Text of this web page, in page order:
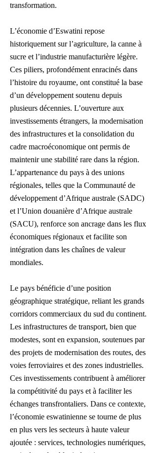
transformation.
L’économie d’Eswatini repose
historiquement sur l’agriculture, la canne à
sucre et l’industrie manufacturière légère.
Ces piliers, profondément enracinés dans
l’histoire du royaume, ont constitué la base
d’un développement soutenu depuis
plusieurs décennies. L’ouverture aux
investissements étrangers, la modernisation
des infrastructures et la consolidation du
cadre macroéconomique ont permis de
maintenir une stabilité rare dans la région.
L’appartenance du pays à des unions
régionales, telles que la Communauté de
développement d’Afrique australe (SADC)
et l’Union douanière d’Afrique australe
(SACU), renforce son ancrage dans les flux
économiques régionaux et facilite son
intégration dans les chaînes de valeur
mondiales.
Le pays bénéficie d’une position
géographique stratégique, reliant les grands
corridors commerciaux du sud du continent.
Les infrastructures de transport, bien que
modestes, sont en expansion, soutenues par
des projets de modernisation des routes, des
voies ferroviaires et des zones industrielles.
Ces investissements contribuent à améliorer
la compétitivité du pays et à faciliter les
échanges transfrontaliers. Dans ce contexte,
l’économie eswatinienne se tourne de plus
en plus vers les secteurs à haute valeur
ajoutée : services, technologies numériques,